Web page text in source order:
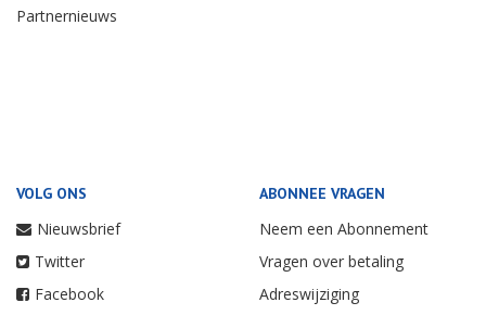
Partnernieuws
VOLG ONS
Nieuwsbrief
Twitter
Facebook
ABONNEE VRAGEN
Neem een Abonnement
Vragen over betaling
Adreswijziging